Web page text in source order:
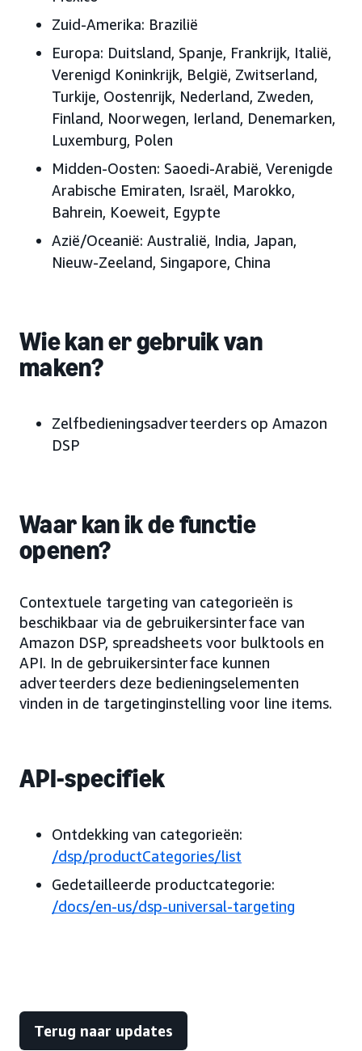
Zuid-Amerika: Brazilië
Europa: Duitsland, Spanje, Frankrijk, Italië,
Verenigd Koninkrijk, België, Zwitserland,
Turkije, Oostenrijk, Nederland, Zweden,
Finland, Noorwegen, Ierland, Denemarken,
Luxemburg, Polen
Midden-Oosten: Saoedi-Arabië, Verenigde
Arabische Emiraten, Israël, Marokko,
Bahrein, Koeweit, Egypte
Azië/Oceanië: Australië, India, Japan,
Nieuw-Zeeland, Singapore, China
Wie kan er gebruik van
maken?
Zelfbedieningsadverteerders op Amazon
DSP
Waar kan ik de functie
openen?
Contextuele targeting van categorieën is
beschikbaar via de gebruikersinterface van
Amazon DSP, spreadsheets voor bulktools en
API. In de gebruikersinterface kunnen
adverteerders deze bedieningselementen
vinden in de targetinginstelling voor line items.
API-specifiek
Ontdekking van categorieën:
/dsp/productCategories/list
Gedetailleerde productcategorie:
/docs/en-us/dsp-universal-targeting
Terug naar updates